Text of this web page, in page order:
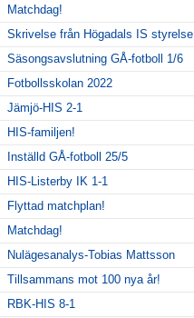
Matchdag!
Skrivelse från Högadals IS styrelse
Säsongsavslutning GÅ-fotboll 1/6
Fotbollsskolan 2022
Jämjö-HIS 2-1
HIS-familjen!
Inställd GÅ-fotboll 25/5
HIS-Listerby IK 1-1
Flyttad matchplan!
Matchdag!
Nulägesanalys-Tobias Mattsson
Tillsammans mot 100 nya år!
RBK-HIS 8-1